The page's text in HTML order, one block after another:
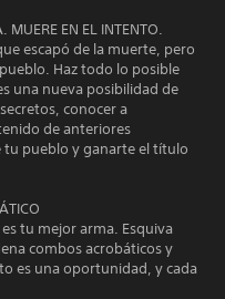
MUERE EN EL INTENTO.
escapó de la muerte, pero
Haz todo lo posible
una nueva posibilidad de
conocer a
de anteriores
tu pueblo y ganarte el título
tu mejor arma. Esquiva
combos acrobáticos y
es una oportunidad, y cada